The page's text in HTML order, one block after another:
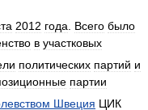
2012 года. Всего было
в участковых
политических партий и
партии
Швеция ЦИК